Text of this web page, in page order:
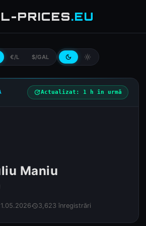
PRICES.EU
€/L $/GAL dark_mode light_mode
updateActualizat: 1 h în urmă
Maniu
history3,623 înregistrări